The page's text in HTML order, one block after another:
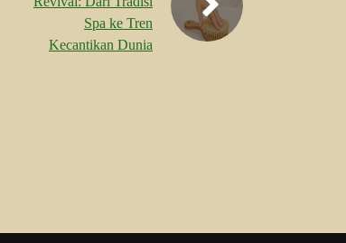
Spa ke Tren
Kecantikan Dunia